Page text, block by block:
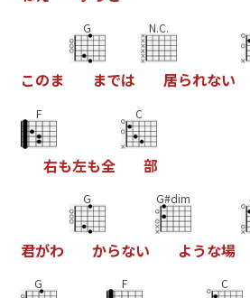
このま
G
までは
N.C.
居られない
F
右も左も全
C
部
君がわ
G
からない
G#dim
ような場
G F C